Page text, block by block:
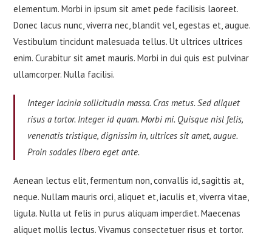
elementum. Morbi in ipsum sit amet pede facilisis laoreet.
Donec lacus nunc, viverra nec, blandit vel, egestas et, augue.
Vestibulum tincidunt malesuada tellus. Ut ultrices ultrices
enim. Curabitur sit amet mauris. Morbi in dui quis est pulvinar
ullamcorper. Nulla facilisi.
Integer lacinia sollicitudin massa. Cras metus. Sed aliquet
risus a tortor. Integer id quam. Morbi mi. Quisque nisl felis,
venenatis tristique, dignissim in, ultrices sit amet, augue.
Proin sodales libero eget ante.
Aenean lectus elit, fermentum non, convallis id, sagittis at,
neque. Nullam mauris orci, aliquet et, iaculis et, viverra vitae,
ligula. Nulla ut felis in purus aliquam imperdiet. Maecenas
aliquet mollis lectus. Vivamus consectetuer risus et tortor.